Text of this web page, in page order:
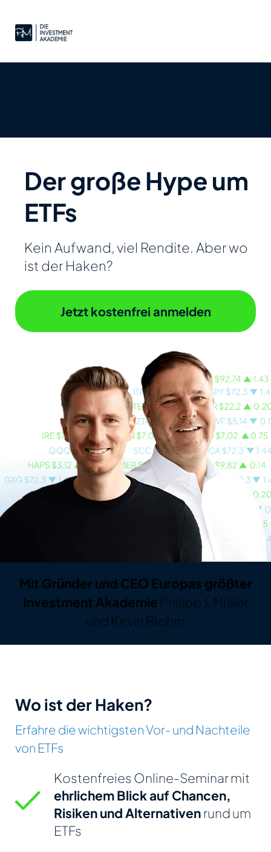
Der große Hype um
ETFs
Kein Aufwand, viel Rendite. Aber wo
ist der Haken?
Jetzt kostenfrei anmelden
Mit Gründer und CEO Europas größter
Investment Akademie Philipp J. Müller
und Kevin Blohm
Wo ist der Haken?
Erfahre die wichtigsten Vor- und Nachteile
von ETFs
Kostenfreies Online-Seminar mit
ehrlichem Blick auf Chancen,
Risiken und Alternativenrund um
ETFs